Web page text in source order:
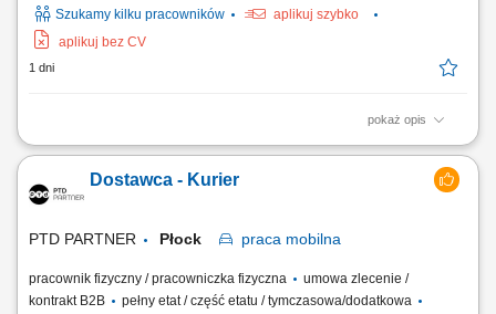
Szukamy kilku pracowników
aplikuj szybko
aplikuj bez CV
1 dni
pokaż opis
Zakres obowiązków Odbieranie i dostarczanie posiłków/zakupów;
Utrzymywanie dobrych relacji z klientami;
Dostawca - Kurier
PTD PARTNER Płock praca mobilna
pracownik fizyczny / pracowniczka fizyczna
umowa zlecenie /
kontrakt B2B
pełny etat / część etatu / tymczasowa/dodatkowa